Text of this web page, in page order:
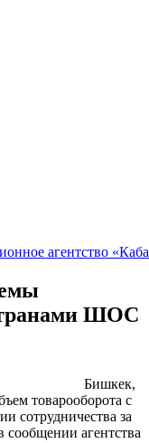
ШОС
Бишкек,
товарооборота с
сотрудничества за
сообщении агентства